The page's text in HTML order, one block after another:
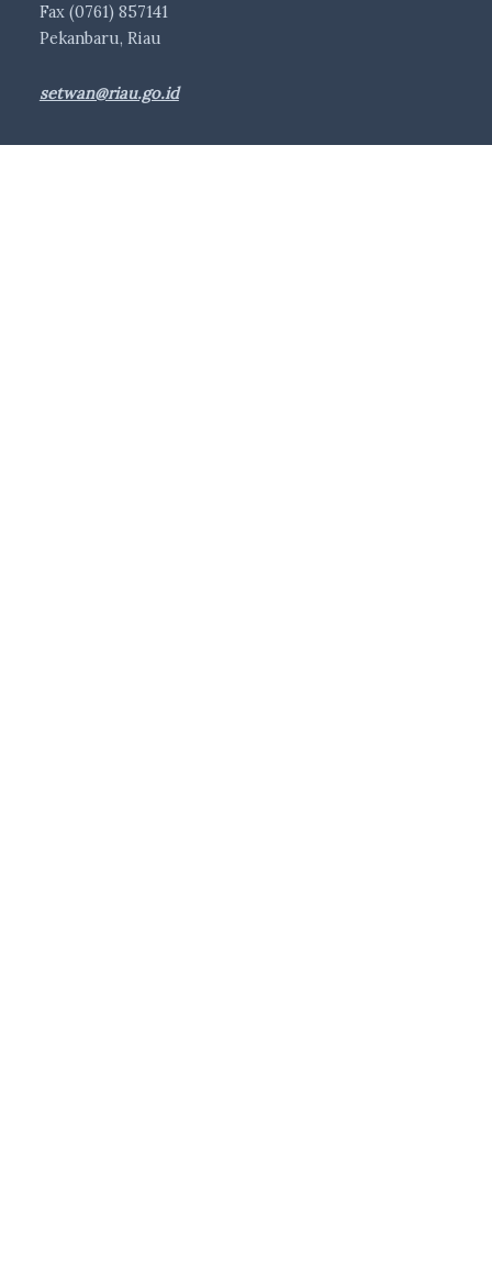
Fax (0761) 857141
Pekanbaru, Riau
setwan@riau.go.id